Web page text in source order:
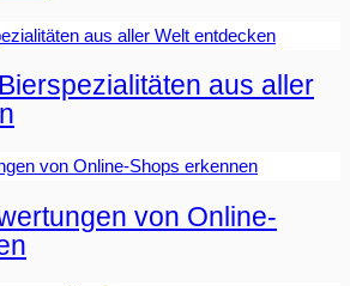
aus aller
von Online-